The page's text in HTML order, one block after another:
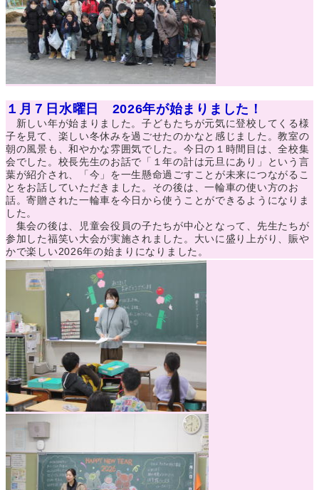
１月７日水曜日 2026年が始まりました！
新しい年が始まりました。子どもたちが元気に登校してくる様
子を見て、楽しい冬休みを過ごせたのかなと感じました。教室の
朝の風景も、和やかな雰囲気でした。今日の１時間目は、全校集
会でした。校長先生のお話で「１年の計は元旦にあり」という言
葉が紹介され、「今」を一生懸命過ごすことが未来につながるこ
とをお話していただきました。その後は、一輪車の使い方のお
話。寄贈された一輪車を今日から使うことができるようになりま
した。
集会の後は、児童会役員の子たちが中心となって、先生たちが
参加した福笑い大会が実施されました。大いに盛り上がり、賑や
かで楽しい2026年の始まりになりました。